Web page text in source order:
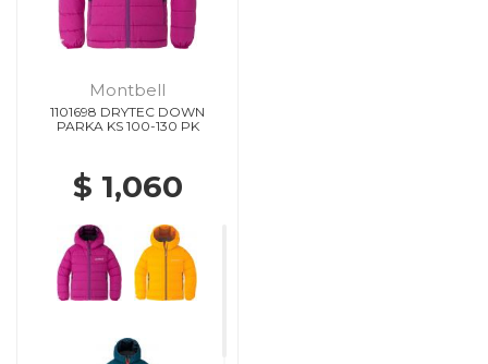
Montbell
1101698 DRYTEC DOWN
PARKA KS 100-130 PK
$ 1,060